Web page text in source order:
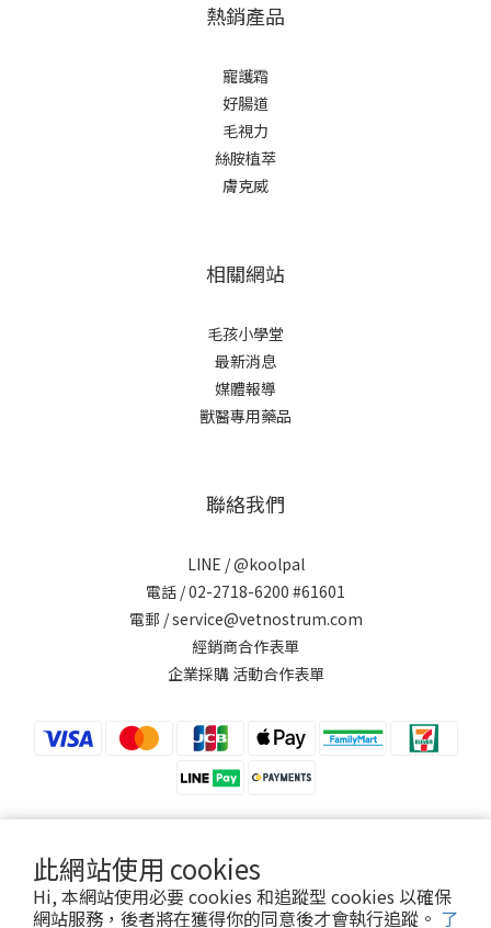
此網站使用 cookies
Hi, 本網站使用必要 cookies 和追蹤型 cookies 以確保
網站服務，後者將在獲得你的同意後才會執行追蹤。 了
熱銷產品
寵護霜
好腸道
毛視力
絲胺植萃
膚克威
相關網站
毛孩小學堂
最新消息
媒體報導
獸醫專用藥品
聯絡我們
LINE /@koolpal
電話 / 02-2718-6200 #61601
電郵 / service@vetnostrum.com
經銷商合作表單
企業採購 活動合作表單
提醒您，可沛寵藥 Koolpal 不會以電話或簡訊方式通知變更付款方式。